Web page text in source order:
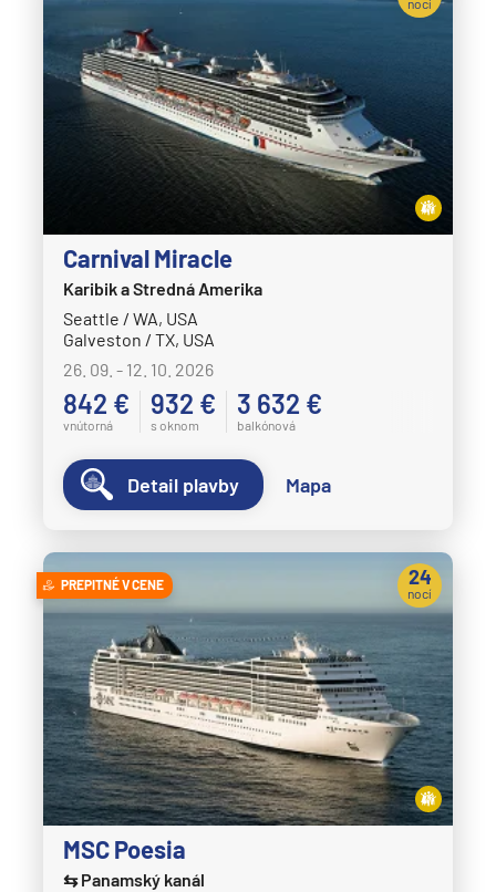
Carnival Miracle
Karibik a Stredná Amerika
Seattle / WA, USA
Galveston / TX, USA
26. 09. - 12. 10. 2026
842 €
vnútorná
932 €
s oknom
3 632 €
balkónová
Detail plavby Mapa
PREPITNÉ V CENE
MSC Poesia
⇆ Panamský kanál
24
nocí